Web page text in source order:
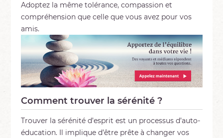
Adoptez la même tolérance, compassion et
compréhension que celle que vous avez pour vos
amis.
Comment trouver la sérénité ?
Trouver la sérénité d’esprit est un processus d’auto-
éducation. Il implique d’être prête à changer vos